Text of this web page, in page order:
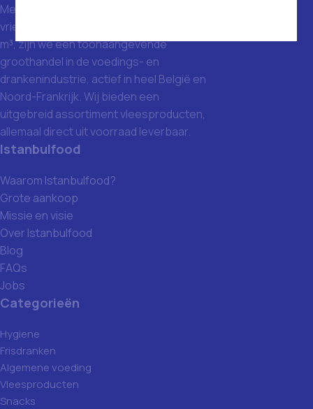
Met een magazijn van 1400 m² en
vriezers met een totale inhoud van 1500
m³, zijn we een toonaangevende
groothandel in de voedings- en
drankenindustrie, actief in heel België en
Noord-Frankrijk. Wij bieden een
uitgebreid assortiment vleesproducten,
allemaal direct uit voorraad leverbaar.
Istanbulfood
Waarom Istanbulfood?
Grote aankoop
Missie en visie
Over Istanbulfood
Blog
FAQs
Jobs
Categorieën
Hygiene
Frisdranken
Algemene voeding
Vleesproducten
Snacks